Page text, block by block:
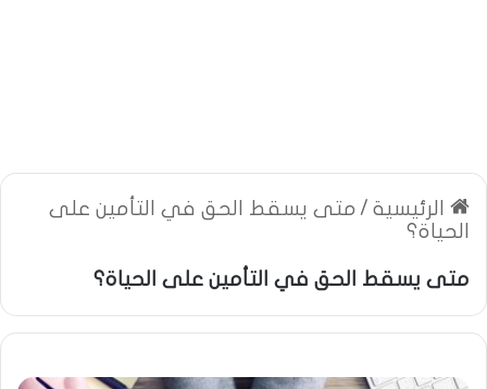
الرئيسية / متى يسقط الحق في التأمين على
الحياة؟
متى يسقط الحق في التأمين على الحياة؟